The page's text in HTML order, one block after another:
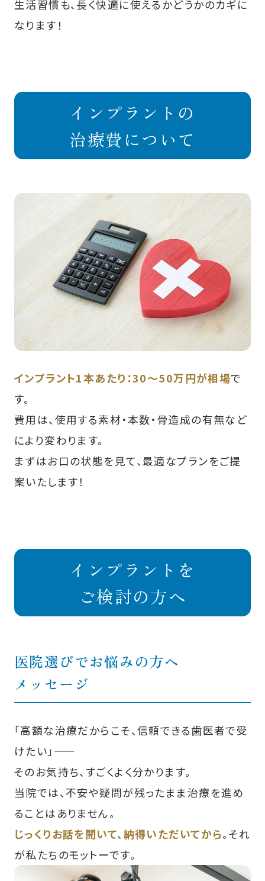
生活習慣も、長く快適に使えるかどうかのカギに
なります！
インプラントの
治療費について
インプラント1本あたり：30〜50万円が相場で
す。
費用は、使用する素材・本数・骨造成の有無など
により変わります。
まずはお口の状態を見て、最適なプランをご提
案いたします！
インプラントを
ご検討の方へ
医院選びでお悩みの方へ
メッセージ
「高額な治療だからこそ、信頼できる歯医者で受
けたい」――
そのお気持ち、すごくよく分かります。
当院では、不安や疑問が残ったまま治療を進め
ることはありません。
じっくりお話を聞いて、納得いただいてから。それ
が私たちのモットーです。